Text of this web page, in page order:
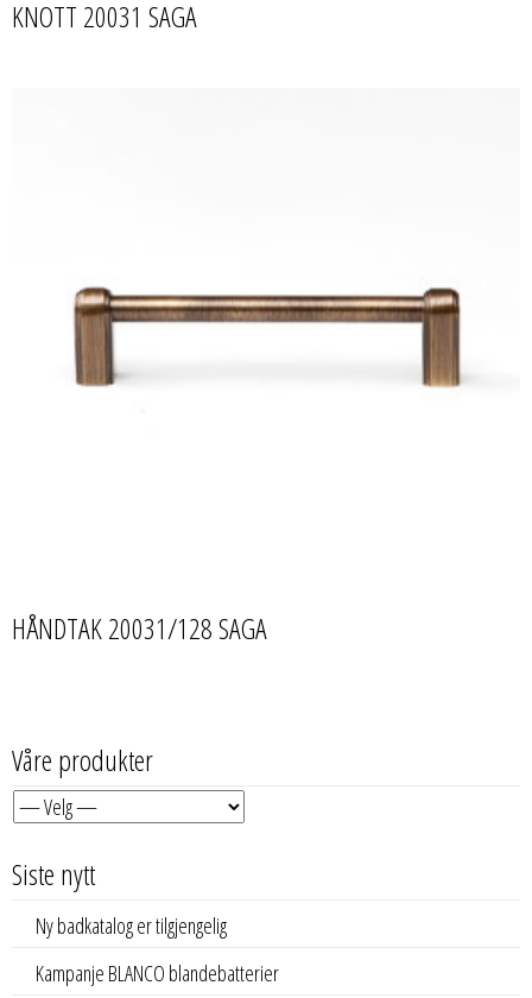
KNOTT 20031 SAGA
HÅNDTAK 20031/128 SAGA
Våre produkter
Siste nytt
Ny badkatalog er tilgjengelig
Kampanje BLANCO blandebatterier